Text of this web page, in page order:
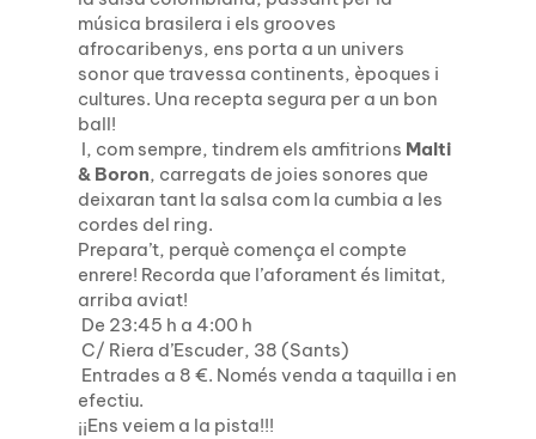
música brasilera i els grooves
afrocaribenys, ens porta a un univers
sonor que travessa continents, èpoques i
cultures. Una recepta segura per a un bon
ball!
I, com sempre, tindrem els amfitrions Malti
& Boron, carregats de joies sonores que
deixaran tant la salsa com la cumbia a les
cordes del ring.
Prepara’t, perquè comença el compte
enrere! Recorda que l’aforament és limitat,
arriba aviat!
De 23:45 h a 4:00 h
C/ Riera d’Escuder, 38 (Sants)
Entrades a 8 €. Només venda a taquilla i en
efectiu.
¡¡Ens veiem a la pista!!!